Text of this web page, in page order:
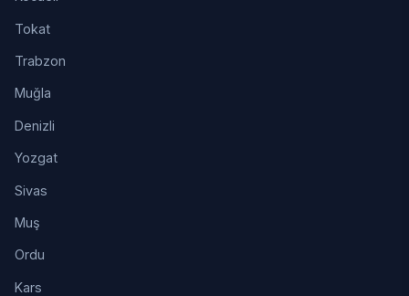
Tokat
Trabzon
Muğla
Denizli
Yozgat
Sivas
Muş
Ordu
Kars